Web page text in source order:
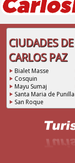
CIUDADES
CARLOS PAZ
Bialet Masse
Cosquin
Mayu Sumaj
Santa Maria de Punilla
San Roque